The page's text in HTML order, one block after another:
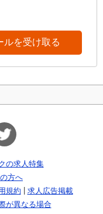
ルを受け取る
の求人特集
方へ
規約
求人広告掲載
が異なる場合